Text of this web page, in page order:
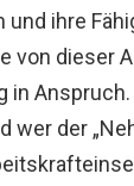
und ihre
von dieser
in
wer der